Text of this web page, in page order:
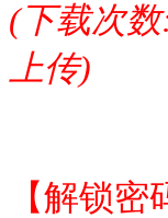
(下载次数
上传)
【解锁